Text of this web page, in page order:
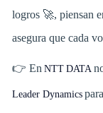
logros 🚀, piensan
asegura que cada
👉 EnNTT DATA
Leader Dynamics